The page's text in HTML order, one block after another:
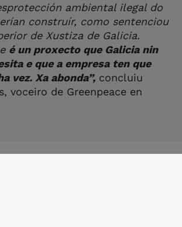
ambiental ilegal do
construír, como sentenciou
de Xustiza de Galicia.
é un proxecto que Galicia nin
e que a empresa ten que
vez. Xa abonda”, concluiu
voceiro de Greenpeace en